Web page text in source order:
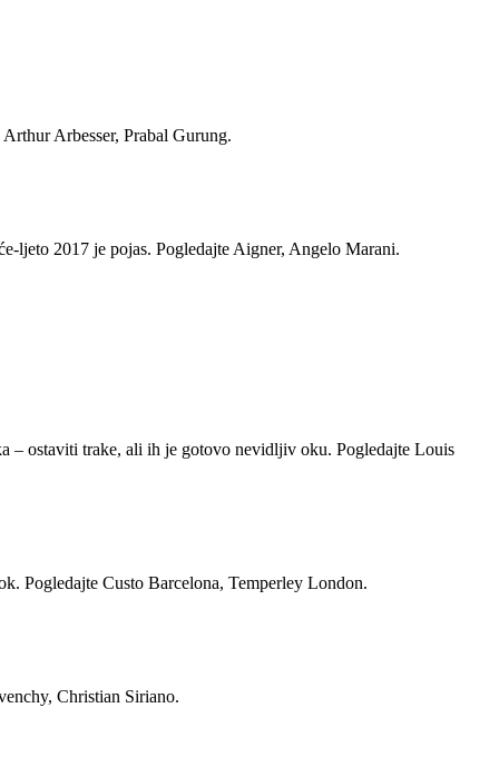
Arbesser, Prabal Gurung.
ljeto 2017 je pojas. Pogledajte Aigner, Angelo Marani.
– ostaviti trake, ali ih je gotovo nevidljiv oku. Pogledajte Louis
Pogledajte Custo Barcelona, ​​Temperley London.
Christian Siriano.